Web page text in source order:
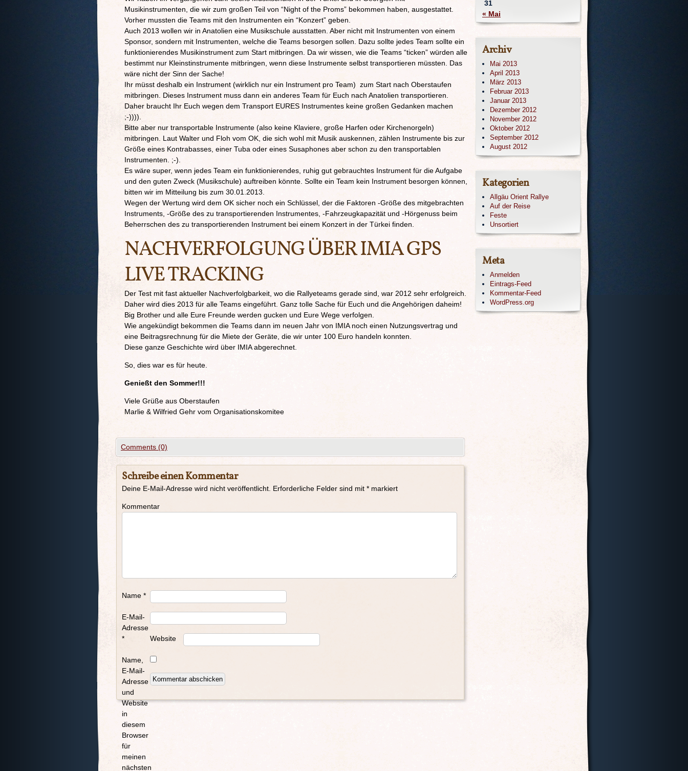
Musikinstrumenten, die wir zum großen Teil von “Night of the Proms” bekommen haben, ausgestattet.
Vorher mussten die Teams mit den Instrumenten ein “Konzert” geben.
Auch 2013 wollen wir in Anatolien eine Musikschule ausstatten. Aber nicht mit Instrumenten von einem
Sponsor, sondern mit Instrumenten, welche die Teams besorgen sollen. Dazu sollte jedes Team sollte ein
funktionierendes Musikinstrument zum Start mitbringen. Da wir wissen, wie die Teams “ticken” würden alle
bestimmt nur Kleinstinstrumente mitbringen, wenn diese Instrumente selbst transportieren müssten. Das
wäre nicht der Sinn der Sache!
Ihr müsst deshalb ein Instrument (wirklich nur ein Instrument pro Team) zum Start nach Oberstaufen
mitbringen. Dieses Instrument muss dann ein anderes Team für Euch nach Anatolien transportieren.
Daher braucht Ihr Euch wegen dem Transport EURES Instrumentes keine großen Gedanken machen
;-)))).
Bitte aber nur transportable Instrumente (also keine Klaviere, große Harfen oder Kirchenorgeln)
mitbringen. Laut Walter und Floh vom OK, die sich wohl mit Musik auskennen, zählen Instrumente bis zur
Größe eines Kontrabasses, einer Tuba oder eines Susaphones aber schon zu den transportablen
Instrumenten. ;-).
Es wäre super, wenn jedes Team ein funktionierendes, ruhig gut gebrauchtes Instrument für die Aufgabe
und den guten Zweck (Musikschule) auftreiben könnte. Sollte ein Team kein Instrument besorgen können,
bitten wir im Mitteilung bis zum 30.01.2013.
Wegen der Wertung wird dem OK sicher noch ein Schlüssel, der die Faktoren -Größe des mitgebrachten
Instruments, -Größe des zu transportierenden Instrumentes, -Fahrzeugkapazität und -Hörgenuss beim
Beherrschen des zu transportierenden Instrument bei einem Konzert in der Türkei finden.
NACHVERFOLGUNG ÜBER IMIA GPS
LIVE TRACKING
Der Test mit fast aktueller Nachverfolgbarkeit, wo die Rallyeteams gerade sind, war 2012 sehr erfolgreich.
Daher wird dies 2013 für alle Teams eingeführt. Ganz tolle Sache für Euch und die Angehörigen daheim!
Big Brother und alle Eure Freunde werden gucken und Eure Wege verfolgen.
Wie angekündigt bekommen die Teams dann im neuen Jahr von IMIA noch einen Nutzungsvertrag und
eine Beitragsrechnung für die Miete der Geräte, die wir unter 100 Euro handeln konnten.
Diese ganze Geschichte wird über IMIA abgerechnet.
So, dies war es für heute.
Genießt den Sommer!!!
Viele Grüße aus Oberstaufen
Marlie & Wilfried Gehr vom Organisationskomitee
Comments (0)
Schreibe einen Kommentar
Deine E-Mail-Adresse wird nicht veröffentlicht. Erforderliche Felder sind mit * markiert
Kommentar
Name *
E-Mail-
Adresse
*
Website
Name,
E-Mail-
Adresse
und
Website
in
diesem
Browser
für
meinen
nächsten
31
« Mai
Archiv
Mai 2013
April 2013
März 2013
Februar 2013
Januar 2013
Dezember 2012
November 2012
Oktober 2012
September 2012
August 2012
Kategorien
Allgäu Orient Rallye
Auf der Reise
Feste
Unsortiert
Meta
Anmelden
Eintrags-Feed
Kommentar-Feed
WordPress.org